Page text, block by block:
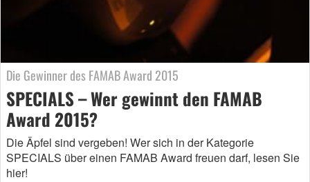
Die Gewinner des FAMAB Award 2015
SPECIALS – Wer gewinnt den FAMAB
Award 2015?
Die Äpfel sind vergeben! Wer sich in der Kategorie
SPECIALS über einen FAMAB Award freuen darf, lesen Sie
hier!